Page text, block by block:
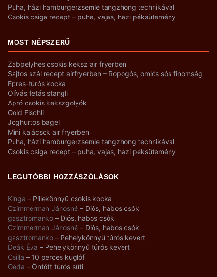
Puha, házi hamburgerzsemle tangzhong technikával
Csokis csiga recept – puha, vajas, házi péksütemény
MOST NÉPSZERŰ
Zabpelyhes csokis keksz air fryerben
Sajtos szál recept airfryerben – Ropogós, omlós sós finomság
Epres-túrós kocka
Olívás fetás stangli
Apró csokis kekszgolyók
Gold Fischli
Joghurtos bagel
Mini kalácsok air fryerben
Puha, házi hamburgerzsemle tangzhong technikával
Csokis csiga recept – puha, vajas, házi péksütemény
LEGUTÓBBI HOZZÁSZÓLÁSOK
Kinga – Pillekönnyű csokis kocka
Czimmerman Jánosné – Diós, habos csók
gasztromanko – Diós, habos csók
Czimmerman Jánosné – Diós, habos csók
gasztromanko – Pehelykönnyű túrós kevert
Deák Éva – Pehelykönnyű túrós kevert
Csilla – 10 perces kuglóf
Géda – Öntött túrós süti